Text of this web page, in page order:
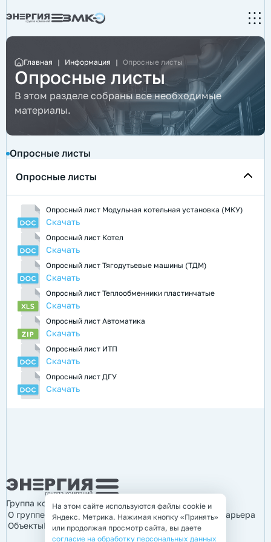
Главная | Информация | Опросные листы
Опросные листы
В этом разделе собраны все необходимые
материалы.
Опросные листы
Опросный лист Модульная котельная установка (МКУ)
Скачать
Опросный лист Котел
Скачать
Опросный лист Тягодутьевые машины (ТДМ)
Скачать
Опросный лист Теплообменники пластинчатые
Скачать
Опросный лист Автоматика
Скачать
Опросный лист ИТП
Скачать
Опросный лист ДГУ
Скачать
Опросные листы
Группа компаний «Энергия»
О группе компанийПродукцияУслугиИнформация
Карьера
ОбъектыКонтакты
На этом сайте используются файлы cookie и
Яндекс. Метрика. Нажимая кнопку «Принять»
или продолжая просмотр сайта, вы даете
согласие на обработку персональных данных